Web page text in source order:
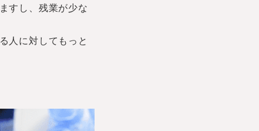
すし、残業が少な
人に対してもっと